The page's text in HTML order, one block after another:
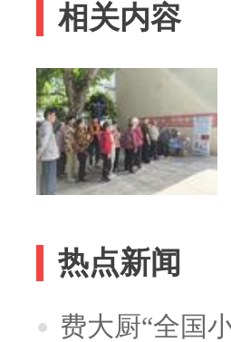
相关内容
热点新闻
费大厨“全国